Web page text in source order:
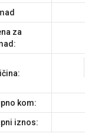
kom:
iznos: